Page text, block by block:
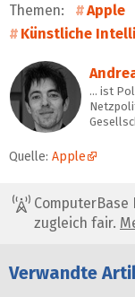
Themen: Apple
Künstliche
… ist
Quelle: Apple
zugleich fair.
Verwandte